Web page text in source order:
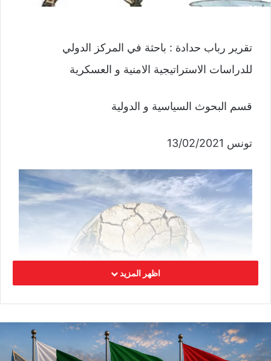
تقرير رباب حدادة : باحثة في المركز الدولي
للدراسات الاستراتيجية الامنية و العسكرية
قسم البحوث السياسية و الدولية
تونس 13/02/2021
اظهر المزيد